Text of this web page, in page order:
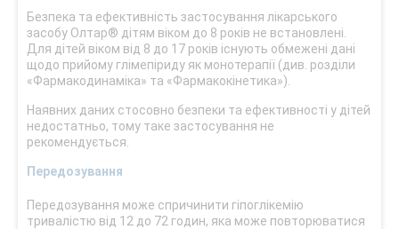
Безпека та ефективність застосування лікарського
засобу Олтар® дітям віком до 8 років не встановлені.
Для дітей віком від 8 до 17 років існують обмежені дані
щодо прийому глімепіриду як монотерапії (див. розділи
«Фармакодинаміка» та «Фармакокінетика»).
Наявних даних стосовно безпеки та ефективності у дітей
недостатньо, тому таке застосування не
рекомендується.
Передозування
Передозування може спричинити гіпоглікемію
тривалістю від 12 до 72 годин, яка може повторюватися